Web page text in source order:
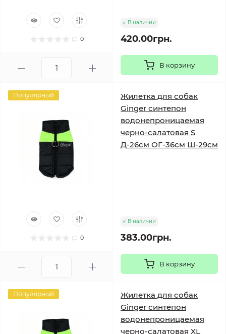
0
В наличии
420.00грн.
В корзину
Популярный
0
Жилетка для собак
Ginger синтепон
водонепроницаемая
черно-салатовая S
Д-26см ОГ-36см Ш-29см
В наличии
383.00грн.
В корзину
Популярный
Жилетка для собак
Ginger синтепон
водонепроницаемая
черно-салатовая XL